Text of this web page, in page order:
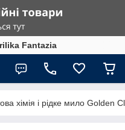
Fantazia
хімія і рідке мило Golden